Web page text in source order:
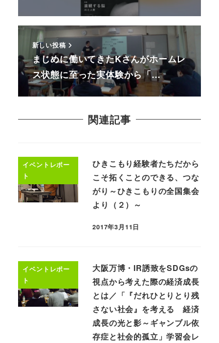
新しい投稿
まじめに働いてきたKさんがホームレ
ス状態に至った実体験から「…
関連記事
イベントレポー
ト
ひきこもり経験者たちだから
こそ拓くことのできる、つな
がり～ひきこもりの全国集会
より（２）～
2017年3月11日
イベントレポー
ト
大阪万博・IR誘致をSDGsの
視点から考えた際の経済成長
とは／「『だれひとりとり残
さない社会』を考える 経済
成長の光と影～ギャンブル依
存症と社会的孤立」学習会レ